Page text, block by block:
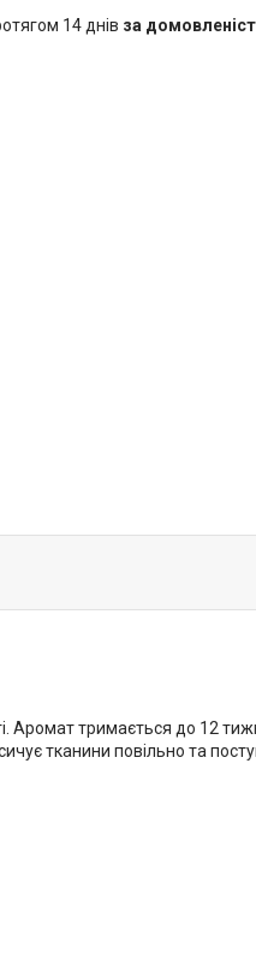
14 днів за
Аромат тримається до 12
тканини повільно та